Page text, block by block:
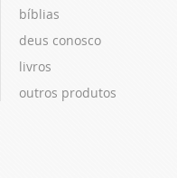
bíblias
deus conosco
livros
outros produtos